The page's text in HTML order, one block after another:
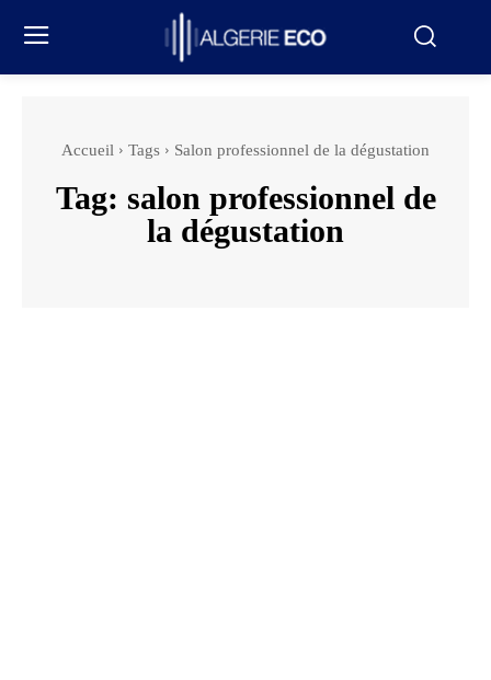
Accueil Tags Salon professionnel de la dégustation
Tag: salon professionnel de
la dégustation